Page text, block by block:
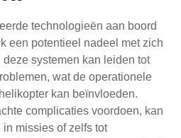
technologieën aan boord
een potentieel nadeel met zich
systemen kan leiden tot
wat de operationele
kan beïnvloeden.
complicaties voordoen, kan
missies of zelfs tot